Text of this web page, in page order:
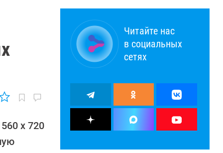
x 720
Читайте нас
в социальных
сетях